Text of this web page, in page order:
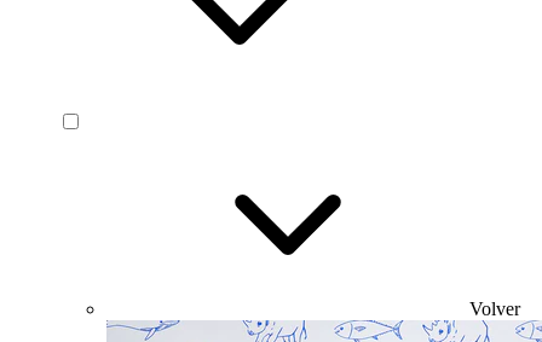
Volver